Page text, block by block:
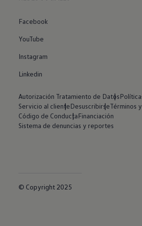
Facebook
YouTube
Instagram
Linkedin
Autorización Tratamiento de Datos
Servicio al clienteDesuscribirseTérminos
Código de ConductaFinanciación
Sistema de denuncias y reportes
© Copyright 2025